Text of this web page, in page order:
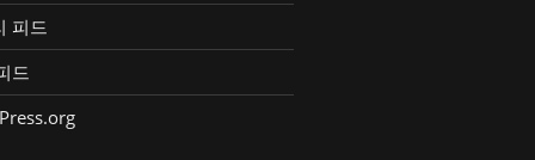
피드
드